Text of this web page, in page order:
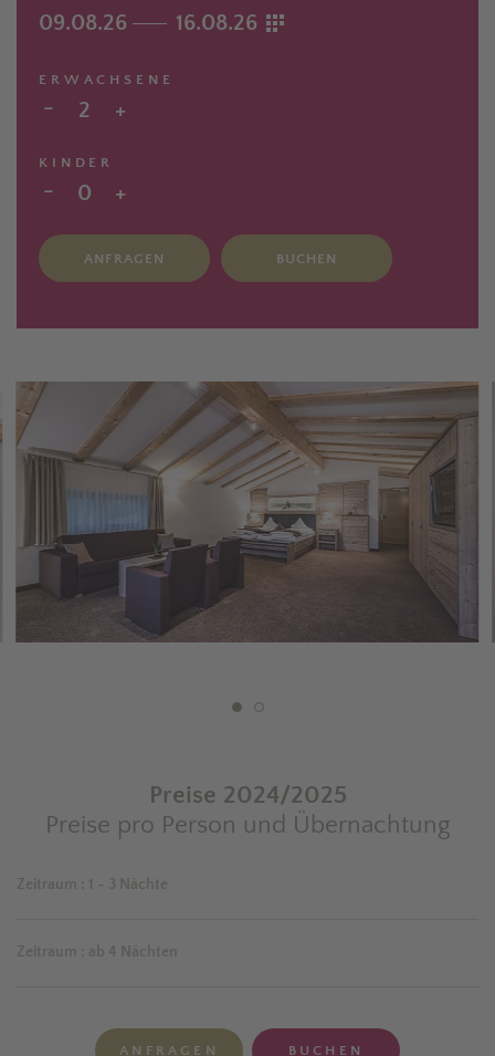
09.08.26 16.08.26
ERWACHSENE
- 2 +
KINDER
- 0 +
ANFRAGEN BUCHEN
Preise 2024/2025
Preise pro Person und Übernachtung
Zeitraum : 1 - 3 Nächte
Zeitraum : ab 4 Nächten
ANFRAGEN BUCHEN